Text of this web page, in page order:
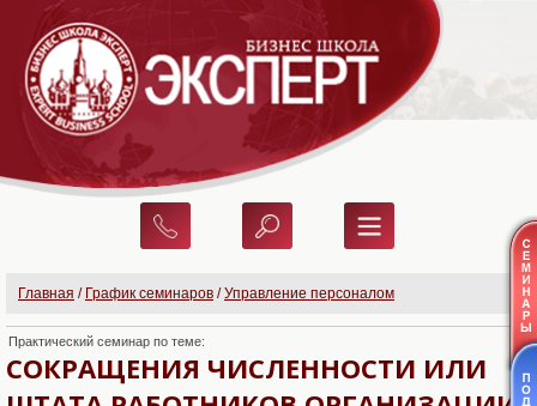
Главная / График семинаров /Управление персоналом
Практический семинар по теме:
СОКРАЩЕНИЯ ЧИСЛЕННОСТИ ИЛИ